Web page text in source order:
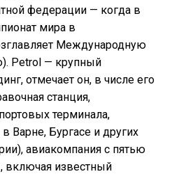
федерации — когда в
мира в
Международную
Petrol — крупный
отмечает он, в числе его
станция,
терминала,
Варне, Бургасе и других
авиакомпания с пятью
включая известный